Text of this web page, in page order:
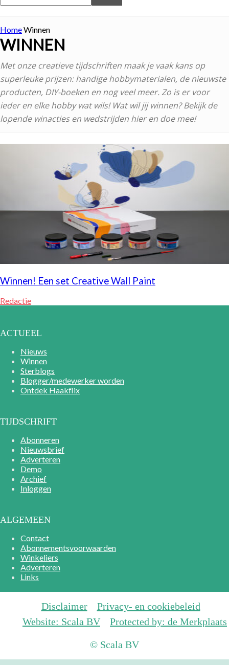
HomeWinnen
WINNEN
Met onze creatieve tijdschriften maak je vaak kans op
superleuke prijzen: handige hobbymaterialen, de nieuwste
producten, DIY-boeken en nog veel meer. Zo is er voor
ieder en elke hobby wat wils! Wat wil jij winnen? Bekijk de
lopende winacties en wedstrijden hier en doe mee!
Winnen! Een set Creative Wall Paint
Redactie
ACTUEEL
Nieuws
Winnen
Sterblogs
Blogger/medewerker worden
Ontdek Haakflix
TIJDSCHRIFT
Abonneren
Nieuwsbrief
Adverteren
Demo
Archief
Inloggen
ALGEMEEN
Contact
Abonnementsvoorwaarden
Winkeliers
Adverteren
Links
Disclaimer
Privacy- en cookiebeleid
Website: Scala BV
Protected by: de Merkplaats
© Scala BV